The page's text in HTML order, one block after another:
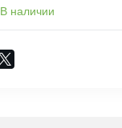
В наличии